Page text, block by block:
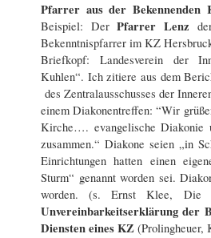
Pfarrer aus der
Beispiel: DerPfarrer Lenz
Bekenntnispfarrer im KZ
Briefkopf: Landesverein der
Kuhlen“. Ich zitiere aus dem
des Zentralausschusses der
einem Diakonentreffen: “Wir
Kirche…. evangelische Diakonie
zusammen.“ Diakone seien „in
Einrichtungen hatten einen
Sturm“ genannt worden sei.
worden. (s. Ernst Klee,
Unvereinbarkeitserklärung der
Diensten eines KZ